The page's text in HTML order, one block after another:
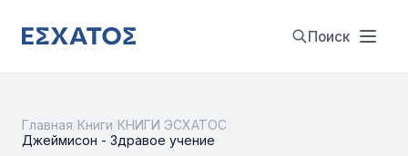
Поиск
Главная Книги КНИГИ ЭСХАТОС
Джеймисон - Здравое учение